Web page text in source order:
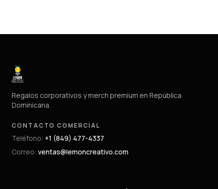
Regalos corporativos y merch premium en República
Dominicana.
CONTACTO COMERCIAL
Teléfono: +1 (849) 477-4337
Correo: ventas@lemoncreativo.com